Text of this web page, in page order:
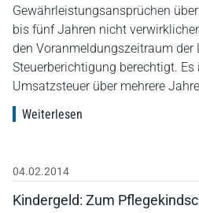
Gewährleistungsansprüchen
bis fünf Jahren nicht
den Voranmeldungszeitraum der
Steuerberichtigung berechtigt.
Umsatzsteuer über mehrere
Weiterlesen
04.02.2014
Kindergeld: Zum